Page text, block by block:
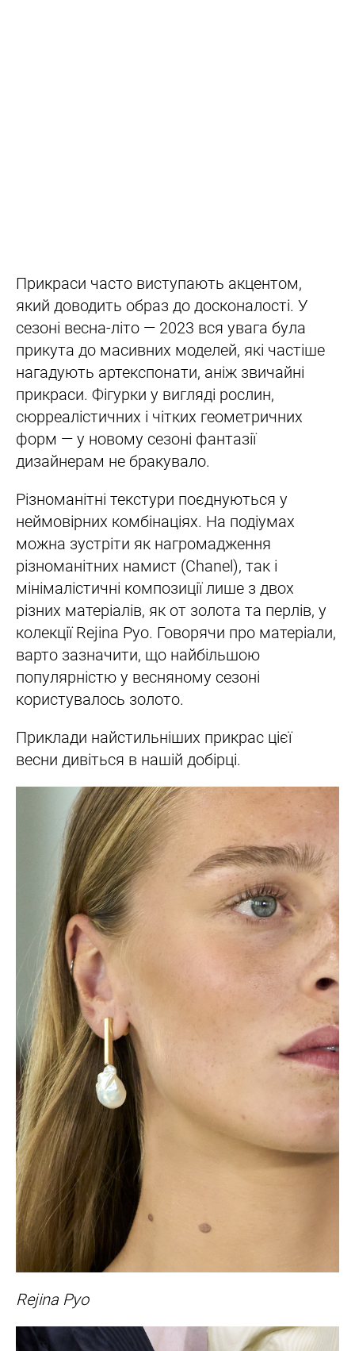
Прикраси часто виступають акцентом,
який доводить образ до досконалості. У
сезоні весна-літо — 2023 вся увага була
прикута до масивних моделей, які частіше
нагадують артекспонати, аніж звичайні
прикраси. Фігурки у вигляді рослин,
сюрреалістичних і чітких геометричних
форм — у новому сезоні фантазії
дизайнерам не бракувало.
Різноманітні текстури поєднуються у
неймовірних комбінаціях. На подіумах
можна зустріти як нагромадження
різноманітних намист (Chanel), так і
мінімалістичні композиції лише з двох
різних матеріалів, як от золота та перлів, у
колекції Rejina Pyo. Говорячи про матеріали,
варто зазначити, що найбільшою
популярністю у весняному сезоні
користувалось золото.
Приклади найстильніших прикрас цієї
весни дивіться в нашій добірці.
Rejina Pyo